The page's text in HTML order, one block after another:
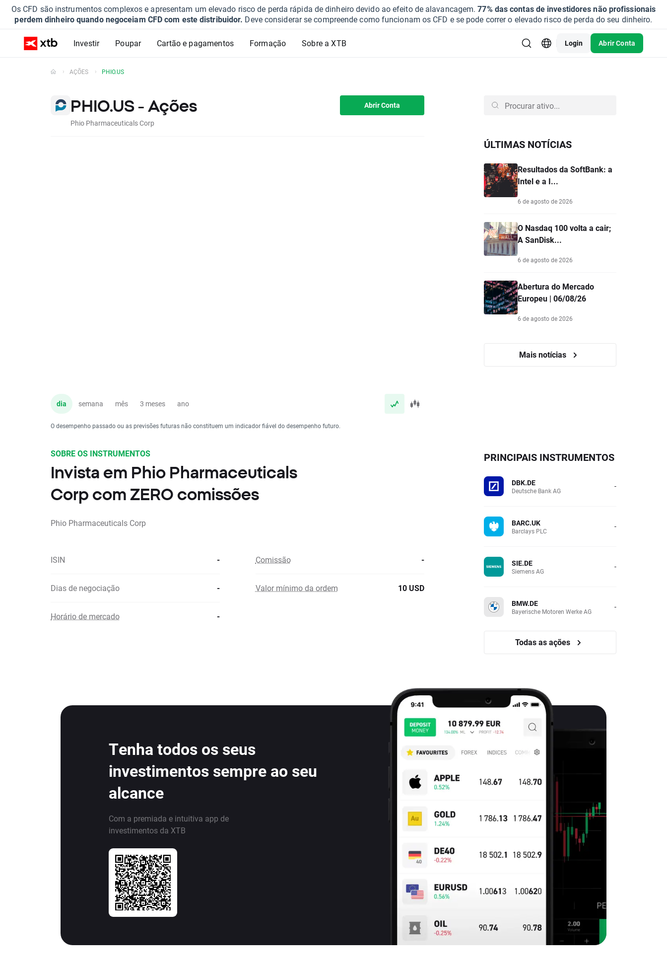
Os CFD são instrumentos complexos e apresentam um elevado risco de perda rápida de dinheiro devido ao efeito de alavancagem.77% das contas de investidores não profissionais
perdem dinheiro quando negoceiam CFD com este distribuidor. Deve considerar se compreende como funcionam os CFD e se pode correr o elevado risco de perda do seu dinheiro.
Investir Poupar Cartão e pagamentos Formação Sobre a XTB Login Abrir Conta
AÇÕES PHIO.US
PHIO.US - Ações
Phio Pharmaceuticals Corp
Abrir Conta
dia semana mês 3 meses ano
O desempenho passado ou as previsões futuras não constituem um indicador fiável do desempenho futuro.
ÚLTIMAS NOTÍCIAS
Resultados da SoftBank: a
Intel e a I...
6 de agosto de 2026
O Nasdaq 100 volta a cair;
A SanDisk...
6 de agosto de 2026
Abertura do Mercado
Europeu | 06/08/26
6 de agosto de 2026
Mais notícias
SOBRE OS INSTRUMENTOS
Invista em Phio Pharmaceuticals
Corp com ZERO comissões
Phio Pharmaceuticals Corp
ISIN - Comissão -
Dias de negociação - Valor mínimo da ordem 10 USD
Horário de mercado -
PRINCIPAIS INSTRUMENTOS
DBK.DE
Deutsche Bank AG -
BARC.UK
Barclays PLC -
SIE.DE
Siemens AG -
BMW.DE
Bayerische Motoren Werke AG -
Todas as ações
Tenha todos os seus
investimentos sempre ao seu
alcance
Com a premiada e intuitiva app de
investimentos da XTB